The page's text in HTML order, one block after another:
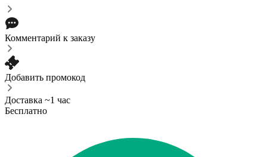
Комментарий к заказу
Добавить промокод
Доставка ~1 час
Бесплатно